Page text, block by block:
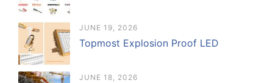
JUNE 19, 2026
Topmost Explosion Proof LED
JUNE 18, 2026